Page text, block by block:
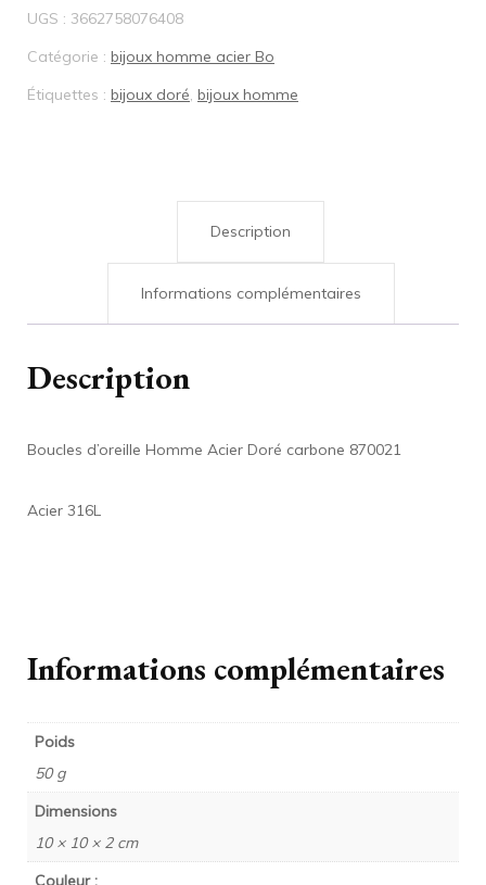
Homme
Acier
Doré
UGS : 3662758076408
Catégorie : bijoux homme acier Bo
Étiquettes : bijoux doré, bijoux homme
Description
Informations complémentaires
Description
Boucles d’oreille Homme Acier Doré carbone 870021
Acier 316L
Informations complémentaires
Poids
50 g
Dimensions
10 × 10 × 2 cm
Couleur :